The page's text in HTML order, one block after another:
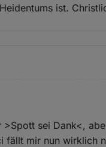
ist.
sei Dank<,
fällt mir nun wirklich